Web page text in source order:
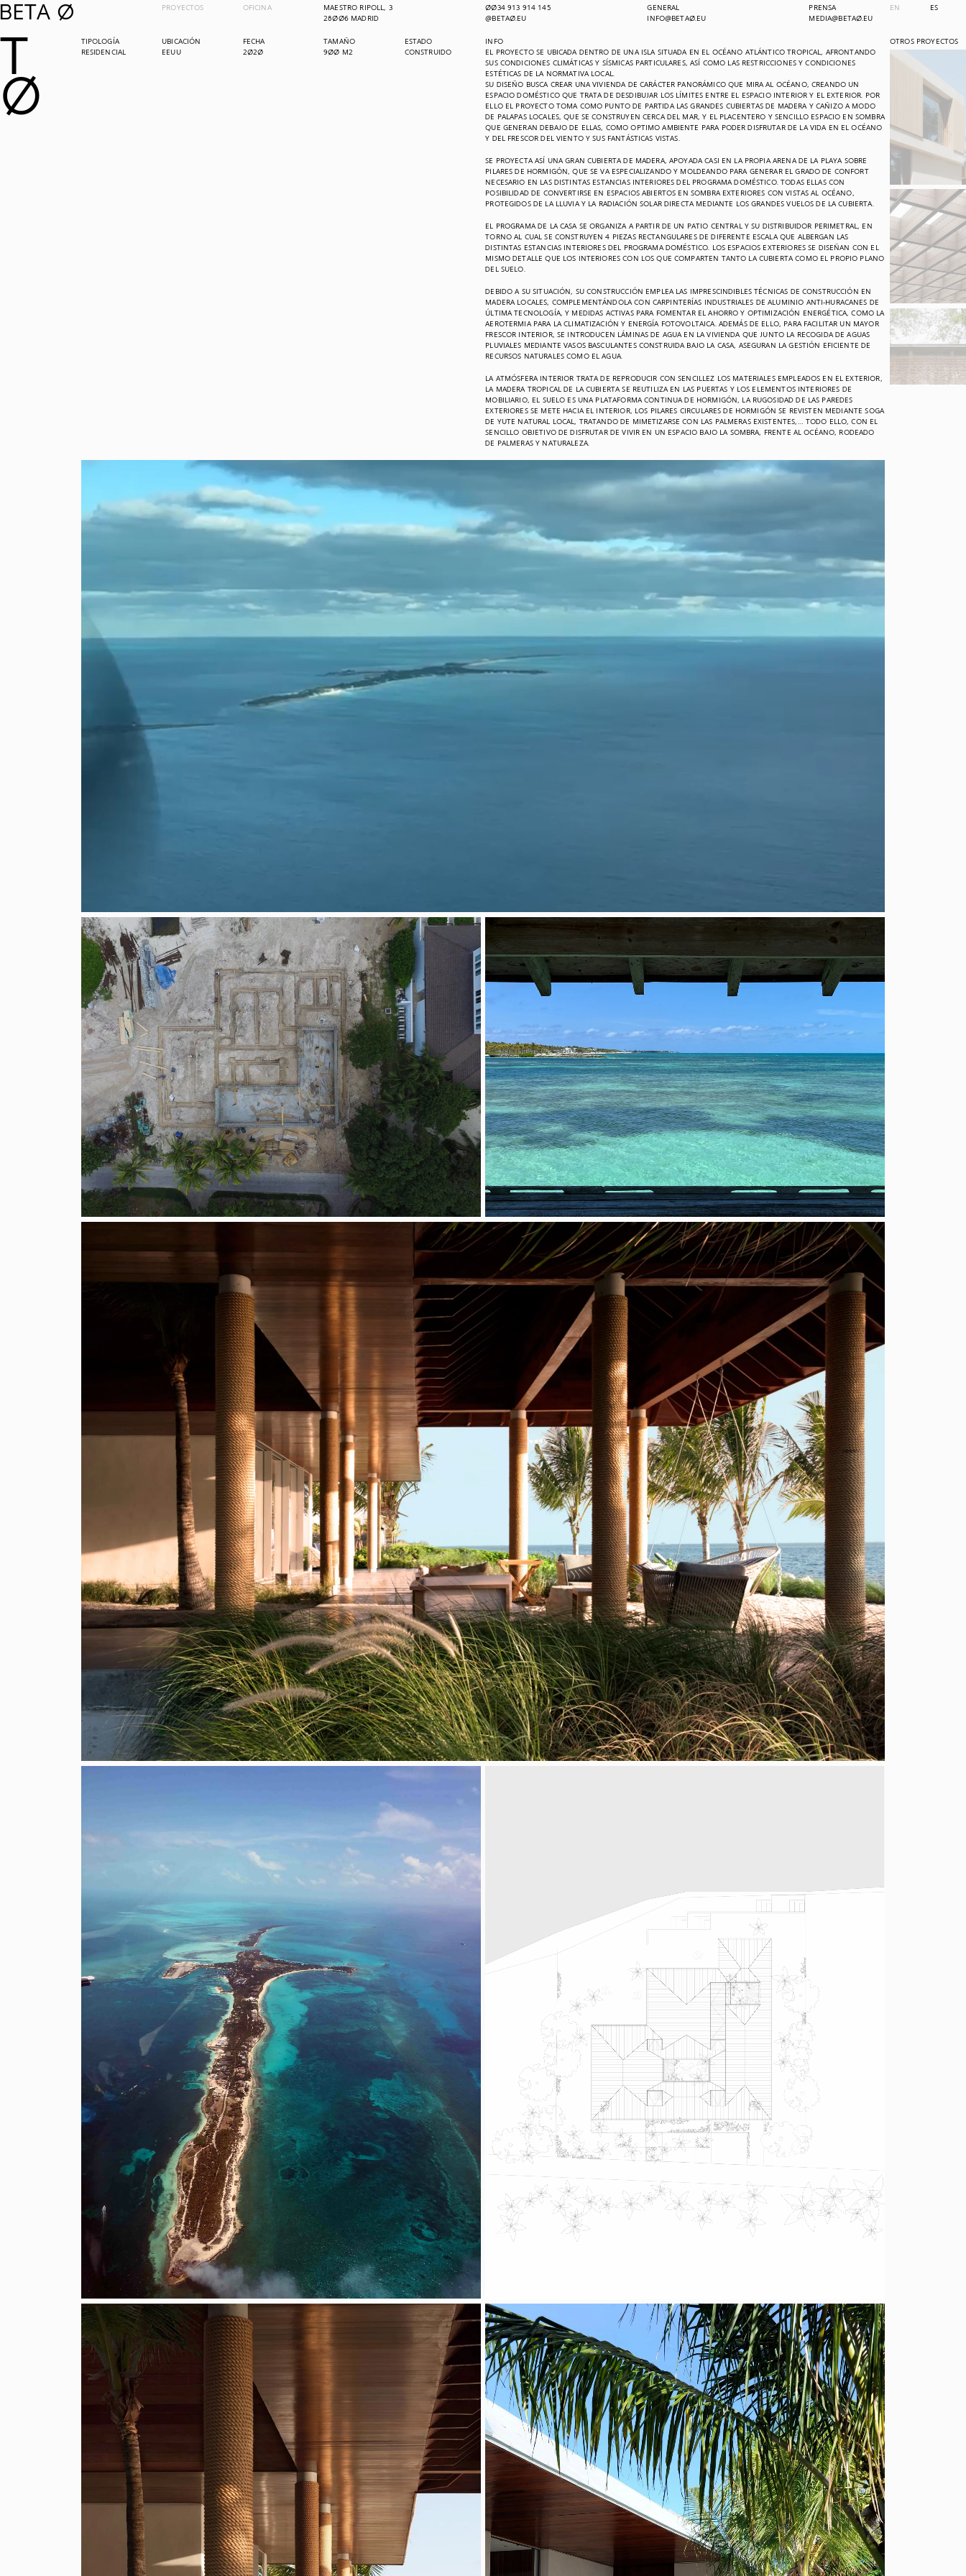
0 EN ES
PROYECTOS OFICINA
MAESTRO RIPOLL, 3
28006 MADRID
0034 913 914 145
@BETA0.EU
GENERAL
INFO@BETA0.EU
PRENSA
MEDIA@BETA0.EU
T
0
TIPOLOGÍA
RESIDENCIAL
UBICACIÓN
EEUU
FECHA
2020
TAMAÑO
900 M2
ESTADO
CONSTRUIDO
INFO
EL PROYECTO SE UBICADA DENTRO DE UNA ISLA SITUADA EN EL OCÉANO ATLÁNTICO TROPICAL, AFRONTANDO
SUS CONDICIONES CLIMÁTICAS Y SÍSMICAS PARTICULARES, ASÍ COMO LAS RESTRICCIONES Y CONDICIONES
ESTÉTICAS DE LA NORMATIVA LOCAL.
SU DISEÑO BUSCA CREAR UNA VIVIENDA DE CARÁCTER PANORÁMICO QUE MIRA AL OCÉANO, CREANDO UN
ESPACIO DOMÉSTICO QUE TRATA DE DESDIBUJAR LOS LÍMITES ENTRE EL ESPACIO INTERIOR Y EL EXTERIOR. POR
ELLO EL PROYECTO TOMA COMO PUNTO DE PARTIDA LAS GRANDES CUBIERTAS DE MADERA Y CAÑIZO A MODO
DE PALAPAS LOCALES, QUE SE CONSTRUYEN CERCA DEL MAR, Y EL PLACENTERO Y SENCILLO ESPACIO EN SOMBRA
QUE GENERAN DEBAJO DE ELLAS, COMO OPTIMO AMBIENTE PARA PODER DISFRUTAR DE LA VIDA EN EL OCÉANO
Y DEL FRESCOR DEL VIENTO Y SUS FANTÁSTICAS VISTAS.
SE PROYECTA ASÍ UNA GRAN CUBIERTA DE MADERA, APOYADA CASI EN LA PROPIA ARENA DE LA PLAYA SOBRE
PILARES DE HORMIGÓN, QUE SE VA ESPECIALIZANDO Y MOLDEANDO PARA GENERAR EL GRADO DE CONFORT
NECESARIO EN LAS DISTINTAS ESTANCIAS INTERIORES DEL PROGRAMA DOMÉSTICO. TODAS ELLAS CON
POSIBILIDAD DE CONVERTIRSE EN ESPACIOS ABIERTOS EN SOMBRA EXTERIORES CON VISTAS AL OCÉANO,
PROTEGIDOS DE LA LLUVIA Y LA RADIACIÓN SOLAR DIRECTA MEDIANTE LOS GRANDES VUELOS DE LA CUBIERTA.
EL PROGRAMA DE LA CASA SE ORGANIZA A PARTIR DE UN PATIO CENTRAL Y SU DISTRIBUIDOR PERIMETRAL, EN
TORNO AL CUAL SE CONSTRUYEN 4 PIEZAS RECTANGULARES DE DIFERENTE ESCALA QUE ALBERGAN LAS
DISTINTAS ESTANCIAS INTERIORES DEL PROGRAMA DOMÉSTICO. LOS ESPACIOS EXTERIORES SE DISEÑAN CON EL
MISMO DETALLE QUE LOS INTERIORES CON LOS QUE COMPARTEN TANTO LA CUBIERTA COMO EL PROPIO PLANO
DEL SUELO.
DEBIDO A SU SITUACIÓN, SU CONSTRUCCIÓN EMPLEA LAS IMPRESCINDIBLES TÉCNICAS DE CONSTRUCCIÓN EN
MADERA LOCALES, COMPLEMENTÁNDOLA CON CARPINTERÍAS INDUSTRIALES DE ALUMINIO ANTI-HURACANES DE
ÚLTIMA TECNOLOGÍA, Y MEDIDAS ACTIVAS PARA FOMENTAR EL AHORRO Y OPTIMIZACIÓN ENERGÉTICA, COMO LA
AEROTERMIA PARA LA CLIMATIZACIÓN Y ENERGÍA FOTOVOLTAICA. ADEMÁS DE ELLO, PARA FACILITAR UN MAYOR
FRESCOR INTERIOR, SE INTRODUCEN LÁMINAS DE AGUA EN LA VIVIENDA QUE JUNTO LA RECOGIDA DE AGUAS
PLUVIALES MEDIANTE VASOS BASCULANTES CONSTRUIDA BAJO LA CASA, ASEGURAN LA GESTIÓN EFICIENTE DE
RECURSOS NATURALES COMO EL AGUA.
LA ATMÓSFERA INTERIOR TRATA DE REPRODUCIR CON SENCILLEZ LOS MATERIALES EMPLEADOS EN EL EXTERIOR,
LA MADERA TROPICAL DE LA CUBIERTA SE REUTILIZA EN LAS PUERTAS Y LOS ELEMENTOS INTERIORES DE
MOBILIARIO, EL SUELO ES UNA PLATAFORMA CONTINUA DE HORMIGÓN, LA RUGOSIDAD DE LAS PAREDES
EXTERIORES SE METE HACIA EL INTERIOR, LOS PILARES CIRCULARES DE HORMIGÓN SE REVISTEN MEDIANTE SOGA
DE YUTE NATURAL LOCAL, TRATANDO DE MIMETIZARSE CON LAS PALMERAS EXISTENTES,… TODO ELLO, CON EL
SENCILLO OBJETIVO DE DISFRUTAR DE VIVIR EN UN ESPACIO BAJO LA SOMBRA, FRENTE AL OCÉANO, RODEADO
DE PALMERAS Y NATURALEZA.
OTROS PROYECTOS